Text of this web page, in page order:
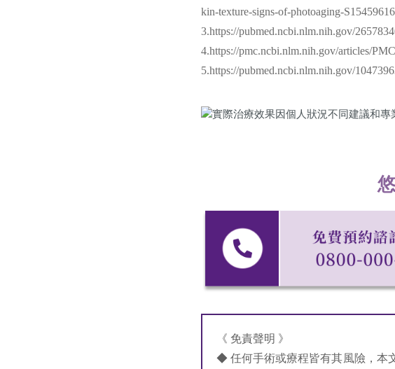
kin-texture-signs-of-photoaging-
3.https://pubmed.ncbi.nlm.nih.gov/
4.https://pmc.ncbi.nlm.nih.gov/articles/
5.https://pubmed.ncbi.nlm.nih.gov/
《 免責聲明 》
◆ 任何手術或療程皆有其風險，本